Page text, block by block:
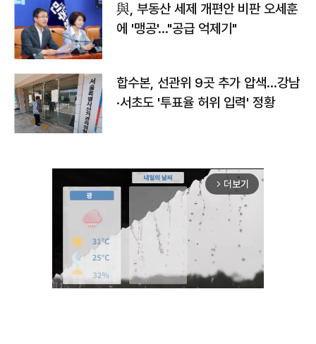
與, 부동산 세제 개편안 비판 오세훈
에 '맹공'…"공급 억제기"
합수본, 선관위 9곳 추가 압색…강남
·서초도 '투표율 허위 입력' 정황
arrow_forward_ios 더보기